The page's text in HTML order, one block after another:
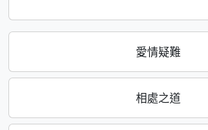
愛情疑難
相處之道